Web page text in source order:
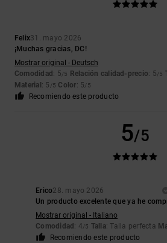
Felix31. mayo 2026
¡Muchas gracias, DC!
Mostrar original - Deutsch
Comodidad : 5/5 Relación calidad-precio: 5/5
Material : 5 /5 Color: 5/5
Recomiendo este producto
5/5
Erico28. mayo 2026
Un producto excelente que ya he
Mostrar original - Italiano
Comodidad : 4/5 Talla: Talla perfecta
Recomiendo este producto